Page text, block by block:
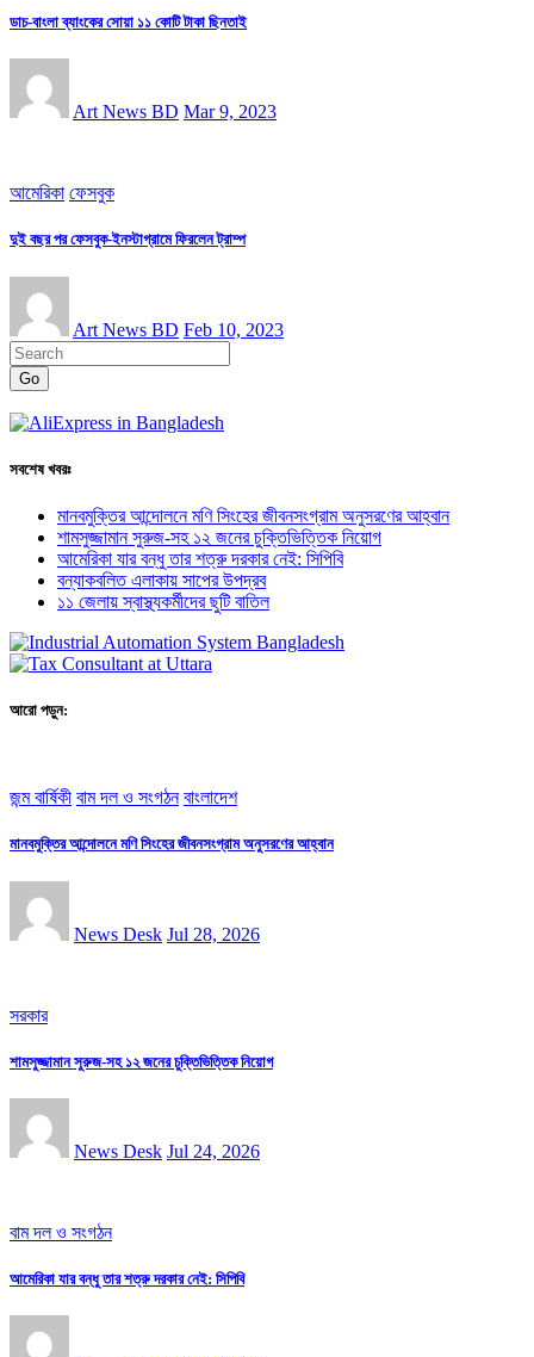
ডাচ-বাংলা ব্যাংকের সোয়া ১১ কোটি টাকা ছিনতাই
Art News BD Mar 9, 2023
আমেরিকা ফেসবুক
দুই বছর পর ফেসবুক-ইনস্টাগ্রামে ফিরলেন ট্রাম্প
Art News BD Feb 10, 2023
Go
সবশেষ খবরঃ
মানবমুক্তির আন্দোলনে মণি সিংহের জীবনসংগ্রাম অনুসরণের আহ্বান
শামসুজ্জামান সুরুজ-সহ ১২ জনের চুক্তিভিত্তিক নিয়োগ
আমেরিকা যার বন্ধু তার শত্রু দরকার নেই: সিপিবি
বন্যাকবলিত এলাকায় সাপের উপদ্রব
১১ জেলায় স্বাস্থ্যকর্মীদের ছুটি বাতিল
আরো পড়ুন:
জন্ম বার্ষিকী বাম দল ও সংগঠন বাংলাদেশ
মানবমুক্তির আন্দোলনে মণি সিংহের জীবনসংগ্রাম অনুসরণের আহ্বান
News Desk Jul 28, 2026
সরকার
শামসুজ্জামান সুরুজ-সহ ১২ জনের চুক্তিভিত্তিক নিয়োগ
News Desk Jul 24, 2026
বাম দল ও সংগঠন
আমেরিকা যার বন্ধু তার শত্রু দরকার নেই: সিপিবি